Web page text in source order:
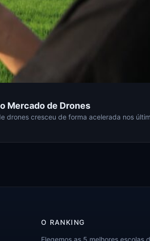
Mercado de Drones
drones cresceu de forma acelerada nos
O RANKING
Elegemos as 5 melhores escolas